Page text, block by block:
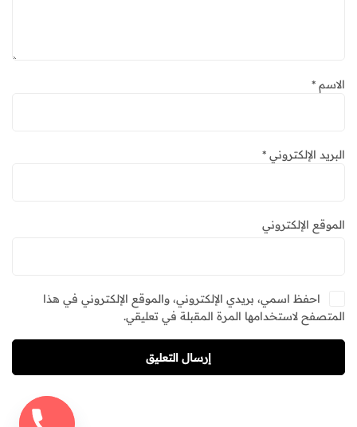
الاسم *
البريد الإلكتروني *
الموقع الإلكتروني
احفظ اسمي، بريدي الإلكتروني، والموقع الإلكتروني في هذا
المتصفح لاستخدامها المرة المقبلة في تعليقي.
إرسال التعليق